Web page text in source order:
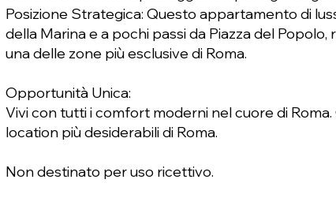
Posizione Strategica: Questo appartamento di
della Marina e a pochi passi da Piazza del
una delle zone più esclusive di Roma.
Opportunità Unica:
Vivi con tutti i comfort moderni nel cuore di
location più desiderabili di Roma.
Non destinato per uso ricettivo.